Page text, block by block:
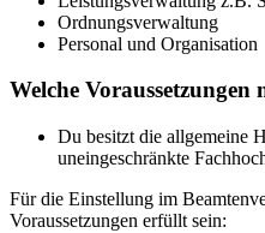
Ordnungsverwaltung
Personal und Organisation
Welche Voraussetzungen
Du besitzt die allgemeine
uneingeschränkte
Für die Einstellung im
Voraussetzungen erfüllt sein: